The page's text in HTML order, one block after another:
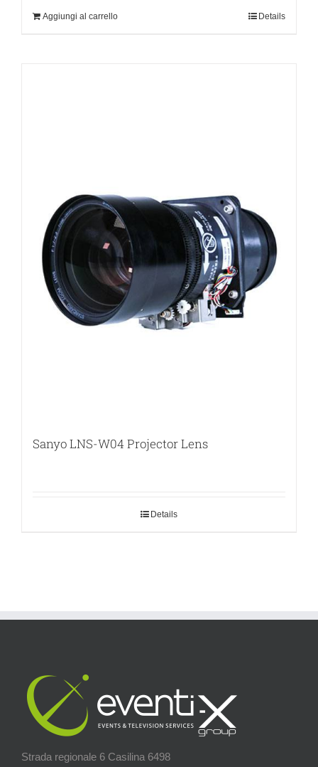
Aggiungi al carrello Details
Sanyo LNS-W04 Projector Lens
Details
Strada regionale 6 Casilina 6498